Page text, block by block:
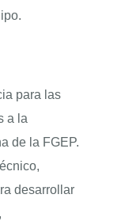
para las
a la
de la FGEP.
desarrollar